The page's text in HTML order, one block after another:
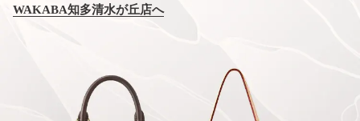
WAKABA知多清水が丘店へ